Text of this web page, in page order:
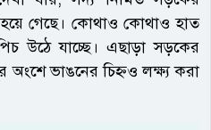
হয়ে গেছে। কোথাও কোথাও হাত
উঠে যাচ্ছে। এছাড়া সড়কের
ভাঙনের চিহ্নও লক্ষ্য করা